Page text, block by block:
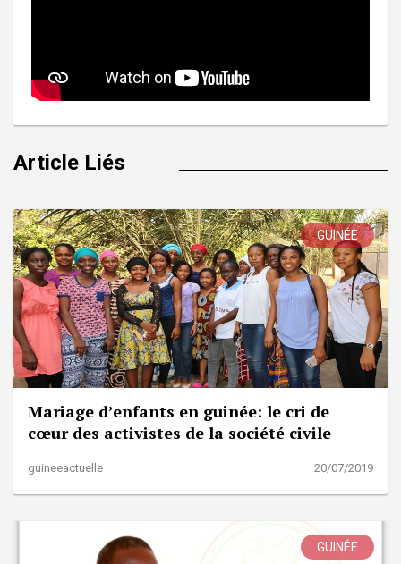
Article Liés
GUINÉE
Mariage d’enfants en guinée: le cri de
cœur des activistes de la société civile
guineeactuelle 20/07/2019
GUINÉE